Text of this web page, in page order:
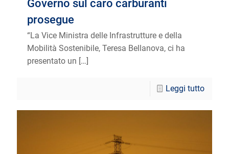
Governo sul caro carburanti
prosegue
“La Vice Ministra delle Infrastrutture e della
Mobilità Sostenibile, Teresa Bellanova, ci ha
presentato un […]
Leggi tutto